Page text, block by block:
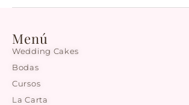
Menú
Wedding Cakes
Bodas
Cursos
La Carta